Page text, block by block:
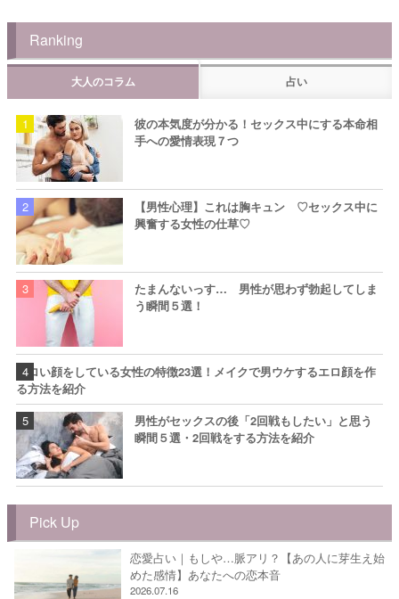
Ranking
大人のコラム 占い
彼の本気度が分かる！セックス中にする本命相
手への愛情表現７つ
【男性心理】これは胸キュン ♡セックス中に
興奮する女性の仕草♡
たまんないっす… 男性が思わず勃起してしま
う瞬間５選！
エロい顔をしている女性の特徴23選！メイクで男ウケするエロ顔を作
る方法を紹介
男性がセックスの後「2回戦もしたい」と思う
瞬間５選・2回戦をする方法を紹介
Pick Up
恋愛占い｜もしや…脈アリ？【あの人に芽生え始
めた感情】あなたへの恋本音
2026.07.16